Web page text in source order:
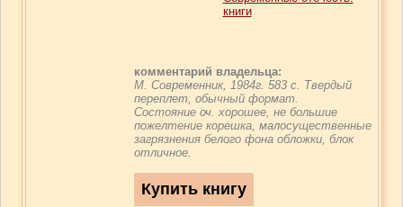
книги
комментарий владельца:
М. Современник, 1984г. 583 с. Твердый
переплет, обычный формат.
Состояние оч. хорошее, не большие
пожелтение корешка, малосущественные
загрязнения белого фона обложки, блок
отличное.